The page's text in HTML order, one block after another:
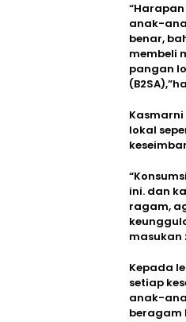
anak-
benar,
membeli
pangan
lokal
ini. dan
ragam,
masukan
Kepada
setiap
anak-
beragam